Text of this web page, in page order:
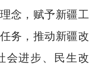
念，赋予新疆工
务，推动新疆改
会进步、民生改